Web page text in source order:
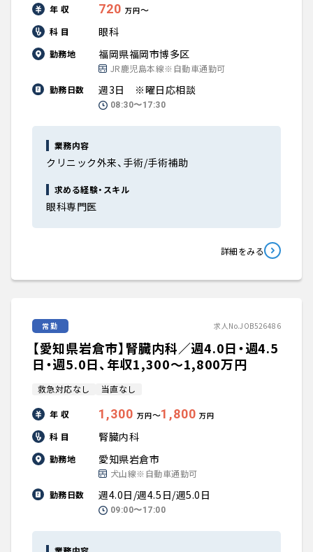
年 収 720 万円〜
科 目
眼科
勤務地 福岡県福岡市博多区
JR鹿児島本線※自動車通勤可
勤務日数
週3日 ※曜日応相談
08:30〜17:30
業務内容
クリニック外来、手術/手術補助
求める経験・スキル
眼科専門医
詳細をみる
常勤 求人No.JOB526486
【愛知県岩倉市】腎臓内科／週4.0日・週4.5
日・週5.0日、年収1,300〜1,800万円
救急対応なし 当直なし
年 収 1,300 万円〜1,800 万円
科 目 腎臓内科
勤務地 愛知県岩倉市
犬山線※自動車通勤可
勤務日数
週4.0日/週4.5日/週5.0日
09:00〜17:00